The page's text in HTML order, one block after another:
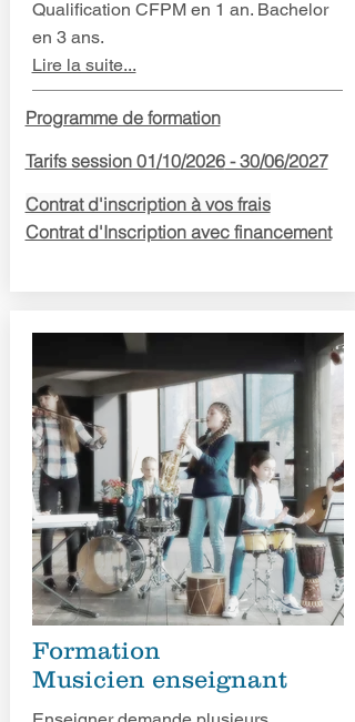
Qualification CFPM en 1 an. Bachelor
en 3 ans.
Lire la suite...
Programme de formation
Tarifs session 01/10/2026- 30/06/2027
Contrat d'inscription à vos frais
Contrat d'Inscription avec financement
Formation
Musicien enseignant